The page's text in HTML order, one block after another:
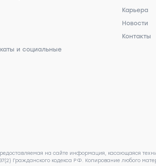
и социальные
Карьера
Новости
Контакты
на сайте информация, касающаяся
Гражданского кодекса РФ. Копирование любого